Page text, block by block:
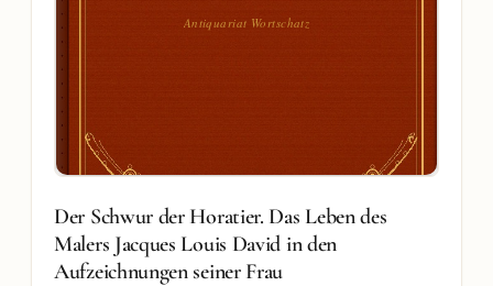
Antiquariat Wortschatz
Der Schwur der Horatier. Das Leben des
Malers Jacques Louis David in den
Aufzeichnungen seiner Frau